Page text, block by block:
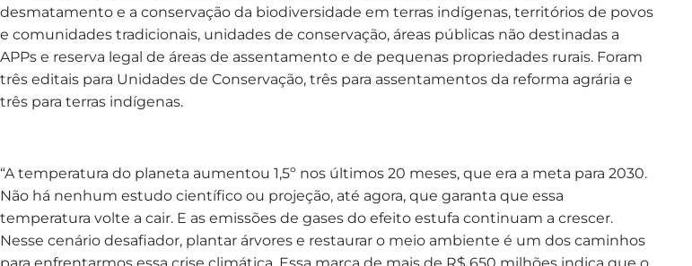
desmatamento e a conservação da biodiversidade em terras indígenas, territórios de povos
e comunidades tradicionais, unidades de conservação, áreas públicas não destinadas a
APPs e reserva legal de áreas de assentamento e de pequenas propriedades rurais. Foram
três editais para Unidades de Conservação, três para assentamentos da reforma agrária e
três para terras indígenas.
“A temperatura do planeta aumentou 1,5º nos últimos 20 meses, que era a meta para 2030.
Não há nenhum estudo científico ou projeção, até agora, que garanta que essa
temperatura volte a cair. E as emissões de gases do efeito estufa continuam a crescer.
Nesse cenário desafiador, plantar árvores e restaurar o meio ambiente é um dos caminhos